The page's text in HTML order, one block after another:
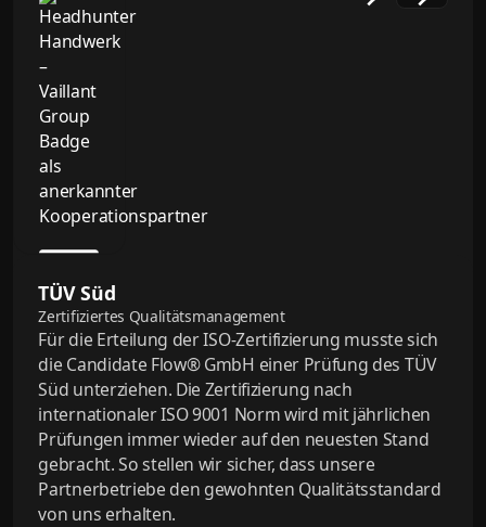
TÜV Süd
Zertifiziertes Qualitätsmanagement
Für die Erteilung der ISO-Zertifizierung musste sich
die Candidate Flow® GmbH einer Prüfung des TÜV
Süd unterziehen. Die Zertifizierung nach
internationaler ISO 9001 Norm wird mit jährlichen
Prüfungen immer wieder auf den neuesten Stand
gebracht. So stellen wir sicher, dass unsere
Partnerbetriebe den gewohnten Qualitätsstandard
von uns erhalten.